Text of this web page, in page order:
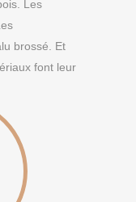
Les
brossé. Et
font leur